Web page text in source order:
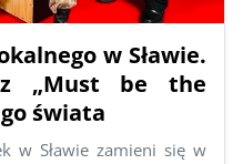
w Sławie.
z „Must be the
świata
w Sławie zamieni się w